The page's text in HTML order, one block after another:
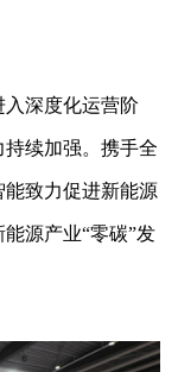
入深度化运营阶
续加强。携手全
致力促进新能源
源产业“零碳”发